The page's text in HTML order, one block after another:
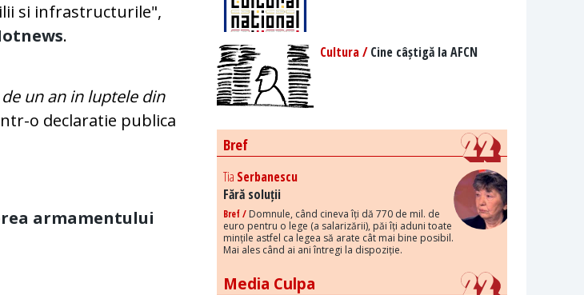
si infrastructurile",
.
un an in luptele din
o declaratie publica
armamentului
Cultura /Cine câștigă la AFCN
Bref
Tia Serbanescu
Fără soluții
Bref / Domnule, când cineva îți dă 770 de mil. de
euro pentru o lege (a salarizării), păi îți aduni toate
mințile astfel ca legea să arate cât mai bine posibil.
Mai ales când ai ani întregi la dispoziție.
Media Culpa